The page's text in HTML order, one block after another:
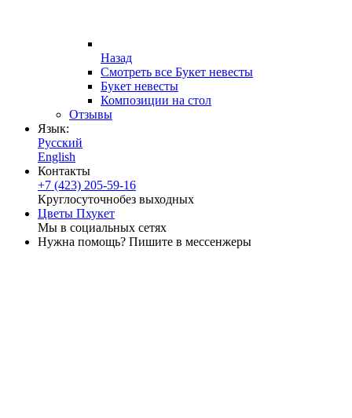
Назад
Смотреть все Букет невесты
Букет невесты
Композиции на стол
Отзывы
Язык:
Русский
English
Контакты
+7 (423) 205-59-16
Круглосуточнобез выходных
Цветы Пхукет
Мы в социальных сетях
Нужна помощь? Пишите в мессенжеры